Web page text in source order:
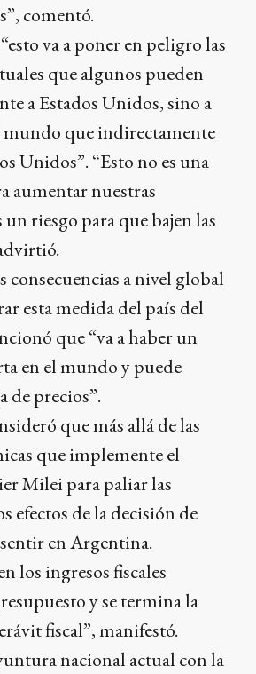
comentó.
va a poner en peligro las
que algunos pueden
a Estados Unidos, sino a
mundo que indirectamente
Unidos”. “Esto no es una
aumentar nuestras
un riesgo para que bajen las
consecuencias a nivel global
esta medida del país del
que “va a haber un
en el mundo y puede
de precios”.
que más allá de las
que implemente el
Milei para paliar las
efectos de la decisión de
en Argentina.
los ingresos fiscales
y se termina la
fiscal”, manifestó.
nacional actual con la